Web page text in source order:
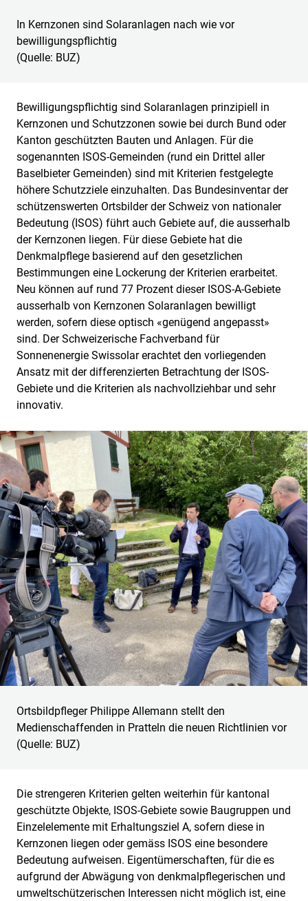
In Kernzonen sind Solaranlagen nach wie vor
bewilligungspflichtig
(Quelle: BUZ)
Bewilligungspflichtig sind Solaranlagen prinzipiell in
Kernzonen und Schutzzonen sowie bei durch Bund oder
Kanton geschützten Bauten und Anlagen. Für die
sogenannten ISOS-Gemeinden (rund ein Drittel aller
Baselbieter Gemeinden) sind mit Kriterien festgelegte
höhere Schutzziele einzuhalten. Das Bundesinventar der
schützenswerten Ortsbilder der Schweiz von nationaler
Bedeutung (ISOS) führt auch Gebiete auf, die ausserhalb
der Kernzonen liegen. Für diese Gebiete hat die
Denkmalpflege basierend auf den gesetzlichen
Bestimmungen eine Lockerung der Kriterien erarbeitet.
Neu können auf rund 77 Prozent dieser ISOS-A-Gebiete
ausserhalb von Kernzonen Solaranlagen bewilligt
werden, sofern diese optisch «genügend angepasst»
sind. Der Schweizerische Fachverband für
Sonnenenergie Swissolar erachtet den vorliegenden
Ansatz mit der differenzierten Betrachtung der ISOS-
Gebiete und die Kriterien als nachvollziehbar und sehr
innovativ.
Ortsbildpfleger Philippe Allemann stellt den
Medienschaffenden in Pratteln die neuen Richtlinien vor
(Quelle: BUZ)
Die strengeren Kriterien gelten weiterhin für kantonal
geschützte Objekte, ISOS-Gebiete sowie Baugruppen und
Einzelelemente mit Erhaltungsziel A, sofern diese in
Kernzonen liegen oder gemäss ISOS eine besondere
Bedeutung aufweisen. Eigentümerschaften, für die es
aufgrund der Abwägung von denkmalpflegerischen und
umweltschützerischen Interessen nicht möglich ist, eine